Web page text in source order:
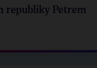
republiky Petrem